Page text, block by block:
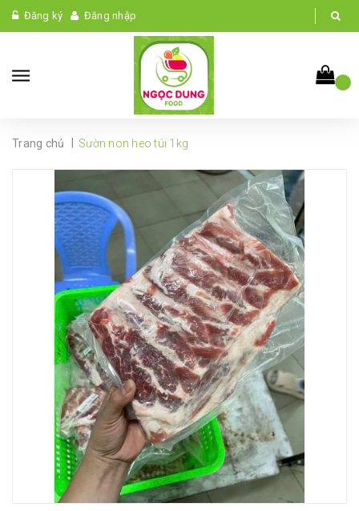
Đăng ký Đăng nhập
Trang chủ Sườn non heo túi 1kg